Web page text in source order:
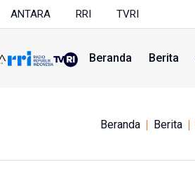
ANTARA RRI TVRI
Beranda Berita
Beranda Berita